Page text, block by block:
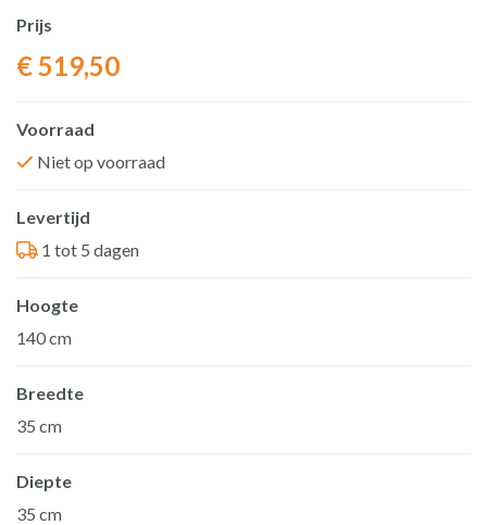
Prijs
€519,50
Voorraad
Niet op voorraad
Levertijd
1 tot 5 dagen
Hoogte
140 cm
Breedte
35 cm
Diepte
35 cm